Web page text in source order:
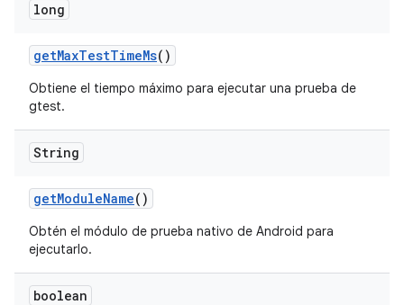
long
getMaxTestTimeMs()
Obtiene el tiempo máximo para ejecutar una prueba de
gtest.
String
getModuleName()
Obtén el módulo de prueba nativo de Android para
ejecutarlo.
boolean